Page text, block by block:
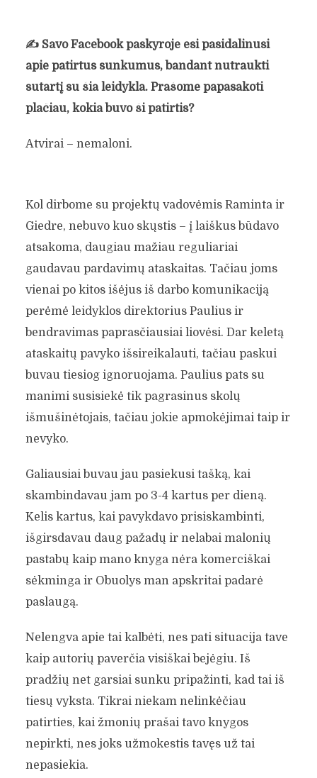
✍️ Savo Facebook paskyroje esi pasidalinusi
apie patirtus sunkumus, bandant nutraukti
sutartį su šia leidykla. Prašome papasakoti
plačiau, kokia buvo ši patirtis?
Atvirai – nemaloni.
Kol dirbome su projektų vadovėmis Raminta ir
Giedre, nebuvo kuo skųstis – į laiškus būdavo
atsakoma, daugiau mažiau reguliariai
gaudavau pardavimų ataskaitas. Tačiau joms
vienai po kitos išėjus iš darbo komunikaciją
perėmė leidyklos direktorius Paulius ir
bendravimas paprasčiausiai liovėsi. Dar keletą
ataskaitų pavyko išsireikalauti, tačiau paskui
buvau tiesiog ignoruojama. Paulius pats su
manimi susisiekė tik pagrasinus skolų
išmušinėtojais, tačiau jokie apmokėjimai taip ir
nevyko.
Galiausiai buvau jau pasiekusi tašką, kai
skambindavau jam po 3-4 kartus per dieną.
Kelis kartus, kai pavykdavo prisiskambinti,
išgirsdavau daug pažadų ir nelabai malonių
pastabų kaip mano knyga nėra komerciškai
sėkminga ir Obuolys man apskritai padarė
paslaugą.
Nelengva apie tai kalbėti, nes pati situacija tave
kaip autorių paverčia visiškai bejėgiu. Iš
pradžių net garsiai sunku pripažinti, kad tai iš
tiesų vyksta. Tikrai niekam nelinkėčiau
patirties, kai žmonių prašai tavo knygos
nepirkti, nes joks užmokestis tavęs už tai
nepasiekia.